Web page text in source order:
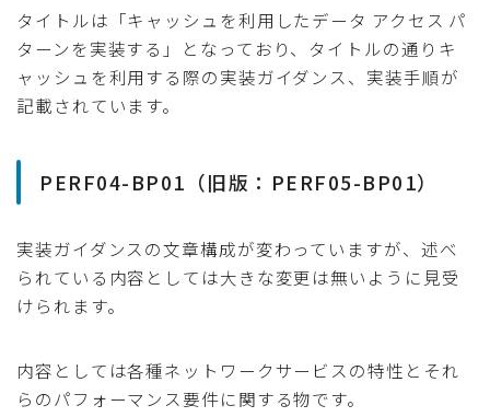
タイトルは「キャッシュを利用したデータ アクセス パ
ターンを実装する」となっており、タイトルの通りキ
ャッシュを利用する際の実装ガイダンス、実装手順が
記載されています。
PERF04-BP01（旧版：PERF05-BP01）
実装ガイダンスの文章構成が変わっていますが、述べ
られている内容としては大きな変更は無いように見受
けられます。
内容としては各種ネットワークサービスの特性とそれ
らのパフォーマンス要件に関する物です。